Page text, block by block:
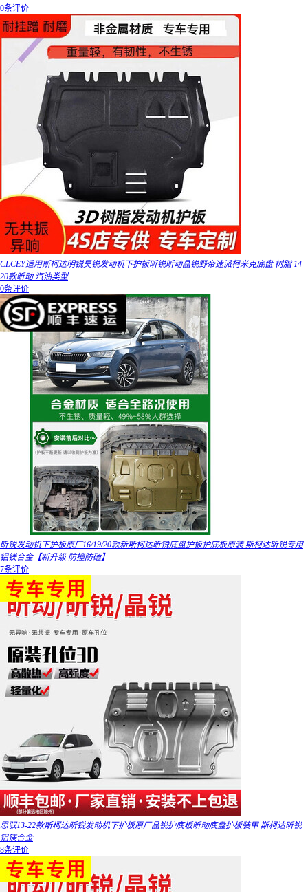
0条评价
CLCEY适用斯柯达明锐昊锐发动机下护板昕锐昕动晶锐野帝速派柯米克底盘 树脂 14-
20款昕动 汽油类型
0条评价
昕锐发动机下护板原厂16/19/20款新斯柯达昕锐底盘护板护底板原装 斯柯达昕锐专用
铝镁合金【新升级 防撞防磕】
7条评价
思驭13-22款斯柯达昕锐发动机下护板原厂晶锐护底板昕动底盘护板装甲 斯柯达昕锐
铝镁合金
8条评价